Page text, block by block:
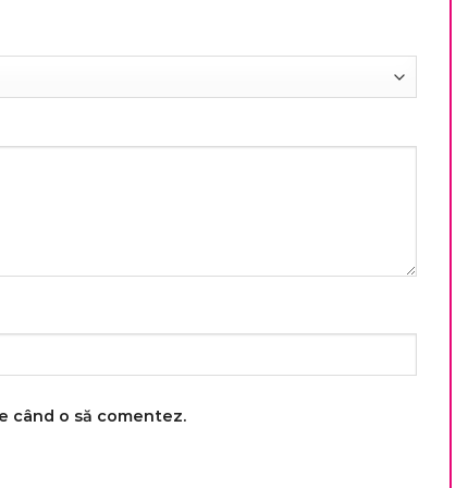
când o să comentez.